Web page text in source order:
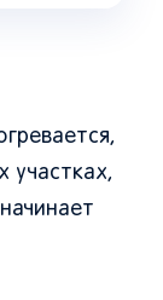
участках,